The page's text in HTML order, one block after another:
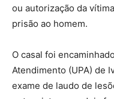
ou autorização da
prisão ao homem.
O casal foi
Atendimento (UPA) de
exame de laudo de